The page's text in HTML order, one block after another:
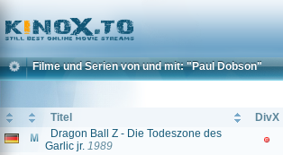
Home
Filme und Serien von und mit: "Paul Dobson"
Titel DivX
Dragon Ball Z - Die Todeszone des
Garlic jr. 1989